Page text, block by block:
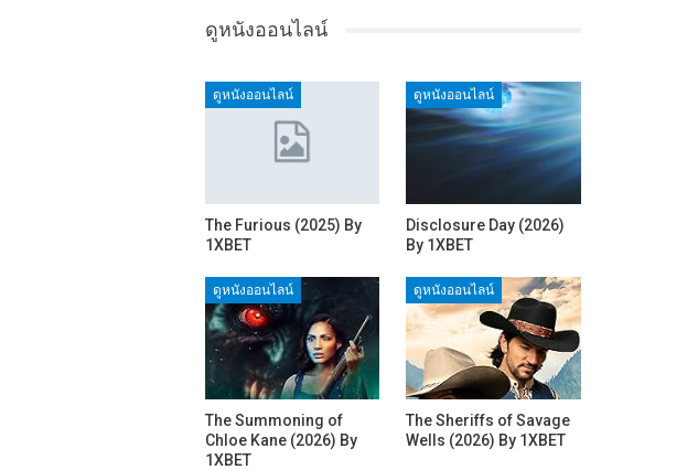
ดูหนังออนไลน์
ดูหนังออนไลน์
The Furious (2025) By
1XBET
ดูหนังออนไลน์
Disclosure Day (2026)
By 1XBET
ดูหนังออนไลน์
The Summoning of
Chloe Kane (2026) By
1XBET
ดูหนังออนไลน์
The Sheriffs of Savage
Wells (2026) By 1XBET